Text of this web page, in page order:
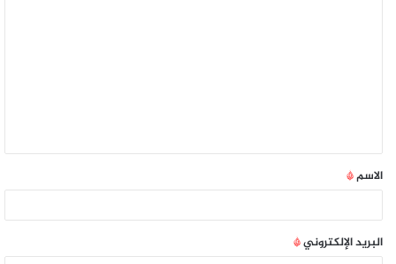
الاسم*
البريد الإلكتروني*